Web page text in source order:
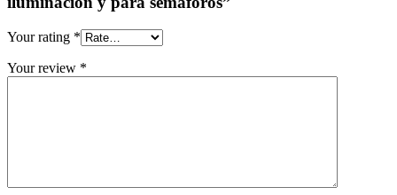
Your rating *
Your review *